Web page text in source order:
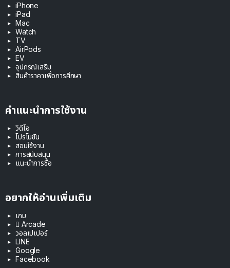
iPhone
iPad
Mac
Watch
TV
AirPods
EV
อุปกรณ์เสริม
สินค้าราคาเพื่อการศึกษา
คำแนะนำการใช้งาน
วิดีโอ
โปรโมชัน
สอนใช้งาน
การสนับสนุน
แนะนำการซื้อ
อยากให้อ่านเพิ่มเติม
เกม
 Arcade
วอลเปเปอร์
LINE
Google
Facebook